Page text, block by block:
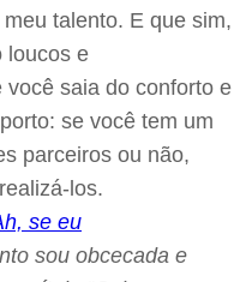
talento. E que sim,
loucos e
saia do conforto e
se você tem um
parceiros ou não,
los.
se eu
sou obcecada e